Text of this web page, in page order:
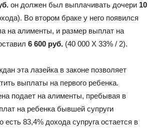
он должен был выплачивать дочери 10
Во втором браке у него появился
на алименты, и размер выплат на
6 600 руб. (40 000 Х 33% / 2).
эта лазейка в законе позволяет
выплаты на первого ребенка.
подает на алименты, пребывая в
на ребенка бывшей супруги
есть 83,4% дохода супруга остается в